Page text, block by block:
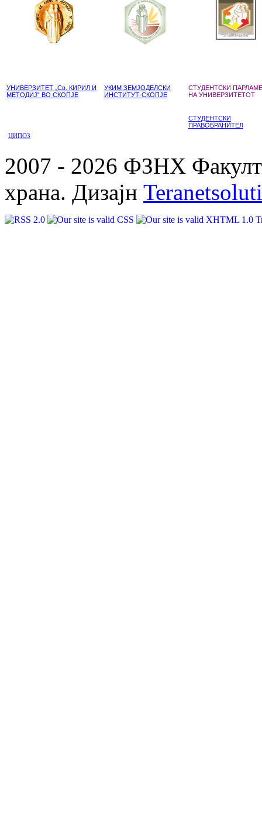
УНИВЕРЗИТЕТ „Св. КИРИЛ И
МЕТОДИЈ“ ВО СКОПЈЕ
УКИМ ЗЕМЈОДЕЛСКИ
ИНСТИТУТ-СКОПЈЕ
СТУДЕНТСКИ
НА УНИВЕРЗИТЕТОТ
СТУДЕНТСКИ
ПРАВОБРАНИТЕЛ
ЦИПОЗ
2007 - 2026 ФЗНХ
храна. Дизајн